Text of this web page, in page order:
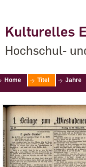
Kulturelles
Hochschul-
Home Titel Jahre